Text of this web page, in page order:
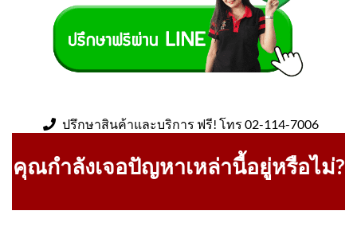
ปรึกษาสินค้าและบริการ ฟรี! โทร 02-114-7006
คุณกำลังเจอปัญหาเหล่านี้อยู่หรือไม่?